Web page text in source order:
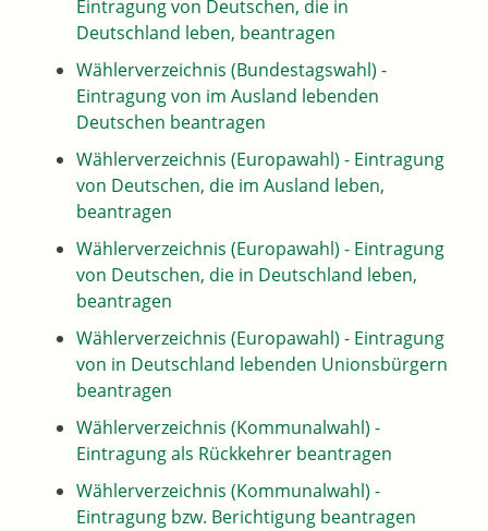
Eintragung von Deutschen, die in
Deutschland leben, beantragen
Wählerverzeichnis (Bundestagswahl) -
Eintragung von im Ausland lebenden
Deutschen beantragen
Wählerverzeichnis (Europawahl) - Eintragung
von Deutschen, die im Ausland leben,
beantragen
Wählerverzeichnis (Europawahl) - Eintragung
von Deutschen, die in Deutschland leben,
beantragen
Wählerverzeichnis (Europawahl) - Eintragung
von in Deutschland lebenden Unionsbürgern
beantragen
Wählerverzeichnis (Kommunalwahl) -
Eintragung als Rückkehrer beantragen
Wählerverzeichnis (Kommunalwahl) -
Eintragung bzw. Berichtigung beantragen